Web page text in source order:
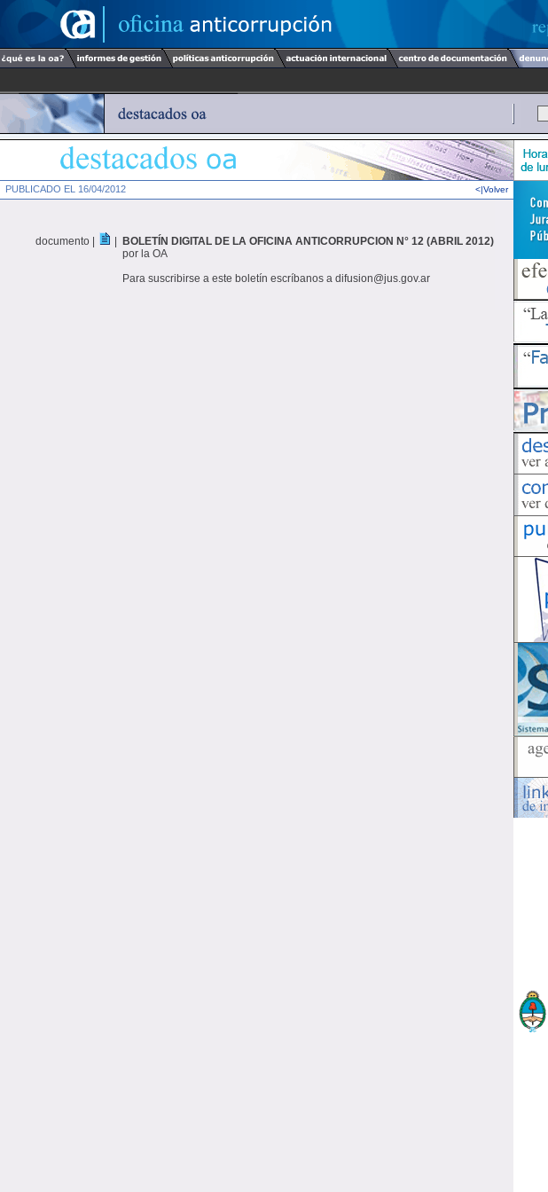
PUBLICADO EL 16/04/2012 <|Volver
documento |
BOLETÍN DIGITAL DE LA OFICINA ANTICORRUPCION N° 12 (ABRIL 2012)
por la OA
Para suscribirse a este boletín escríbanos a difusion@jus.gov.ar